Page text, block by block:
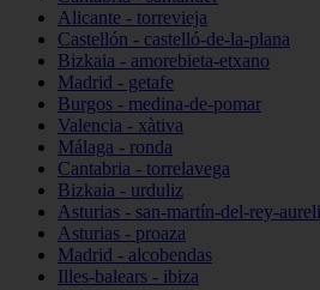
Alicante - torrevieja
Castellón - castelló-de-la-plana
Bizkaia - amorebieta-etxano
Madrid - getafe
Burgos - medina-de-pomar
Valencia - xàtiva
Málaga - ronda
Cantabria - torrelavega
Bizkaia - urduliz
Asturias - san-martín-del-rey-
Asturias - proaza
Madrid - alcobendas
Illes-balears - ibiza